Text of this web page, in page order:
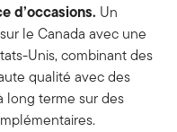
d’occasions. Un
le Canada avec une
Unis, combinant des
qualité avec des
long terme sur des